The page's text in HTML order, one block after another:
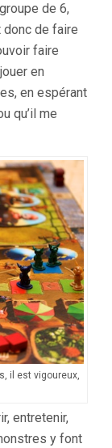
de 6,
donc de faire
faire
en
en espérant
qu’il me
il est vigoureux,
entretenir,
y font